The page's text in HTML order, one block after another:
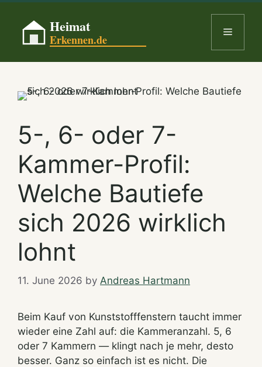
content
Menu
5-, 6- oder 7-
Kammer-Profil:
Welche Bautiefe
sich 2026 wirklich
lohnt
11. June 2026 by Andreas Hartmann
Beim Kauf von Kunststofffenstern taucht immer
wieder eine Zahl auf: die Kammeranzahl. 5, 6
oder 7 Kammern — klingt nach je mehr, desto
besser. Ganz so einfach ist es nicht. Die